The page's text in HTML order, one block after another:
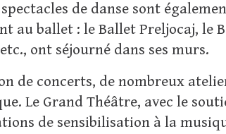
de danse sont
au ballet : le Ballet Preljocaj, le
ont séjourné dans ses murs.
de concerts, de nombreux
Le Grand Théâtre, avec le
de sensibilisation à la